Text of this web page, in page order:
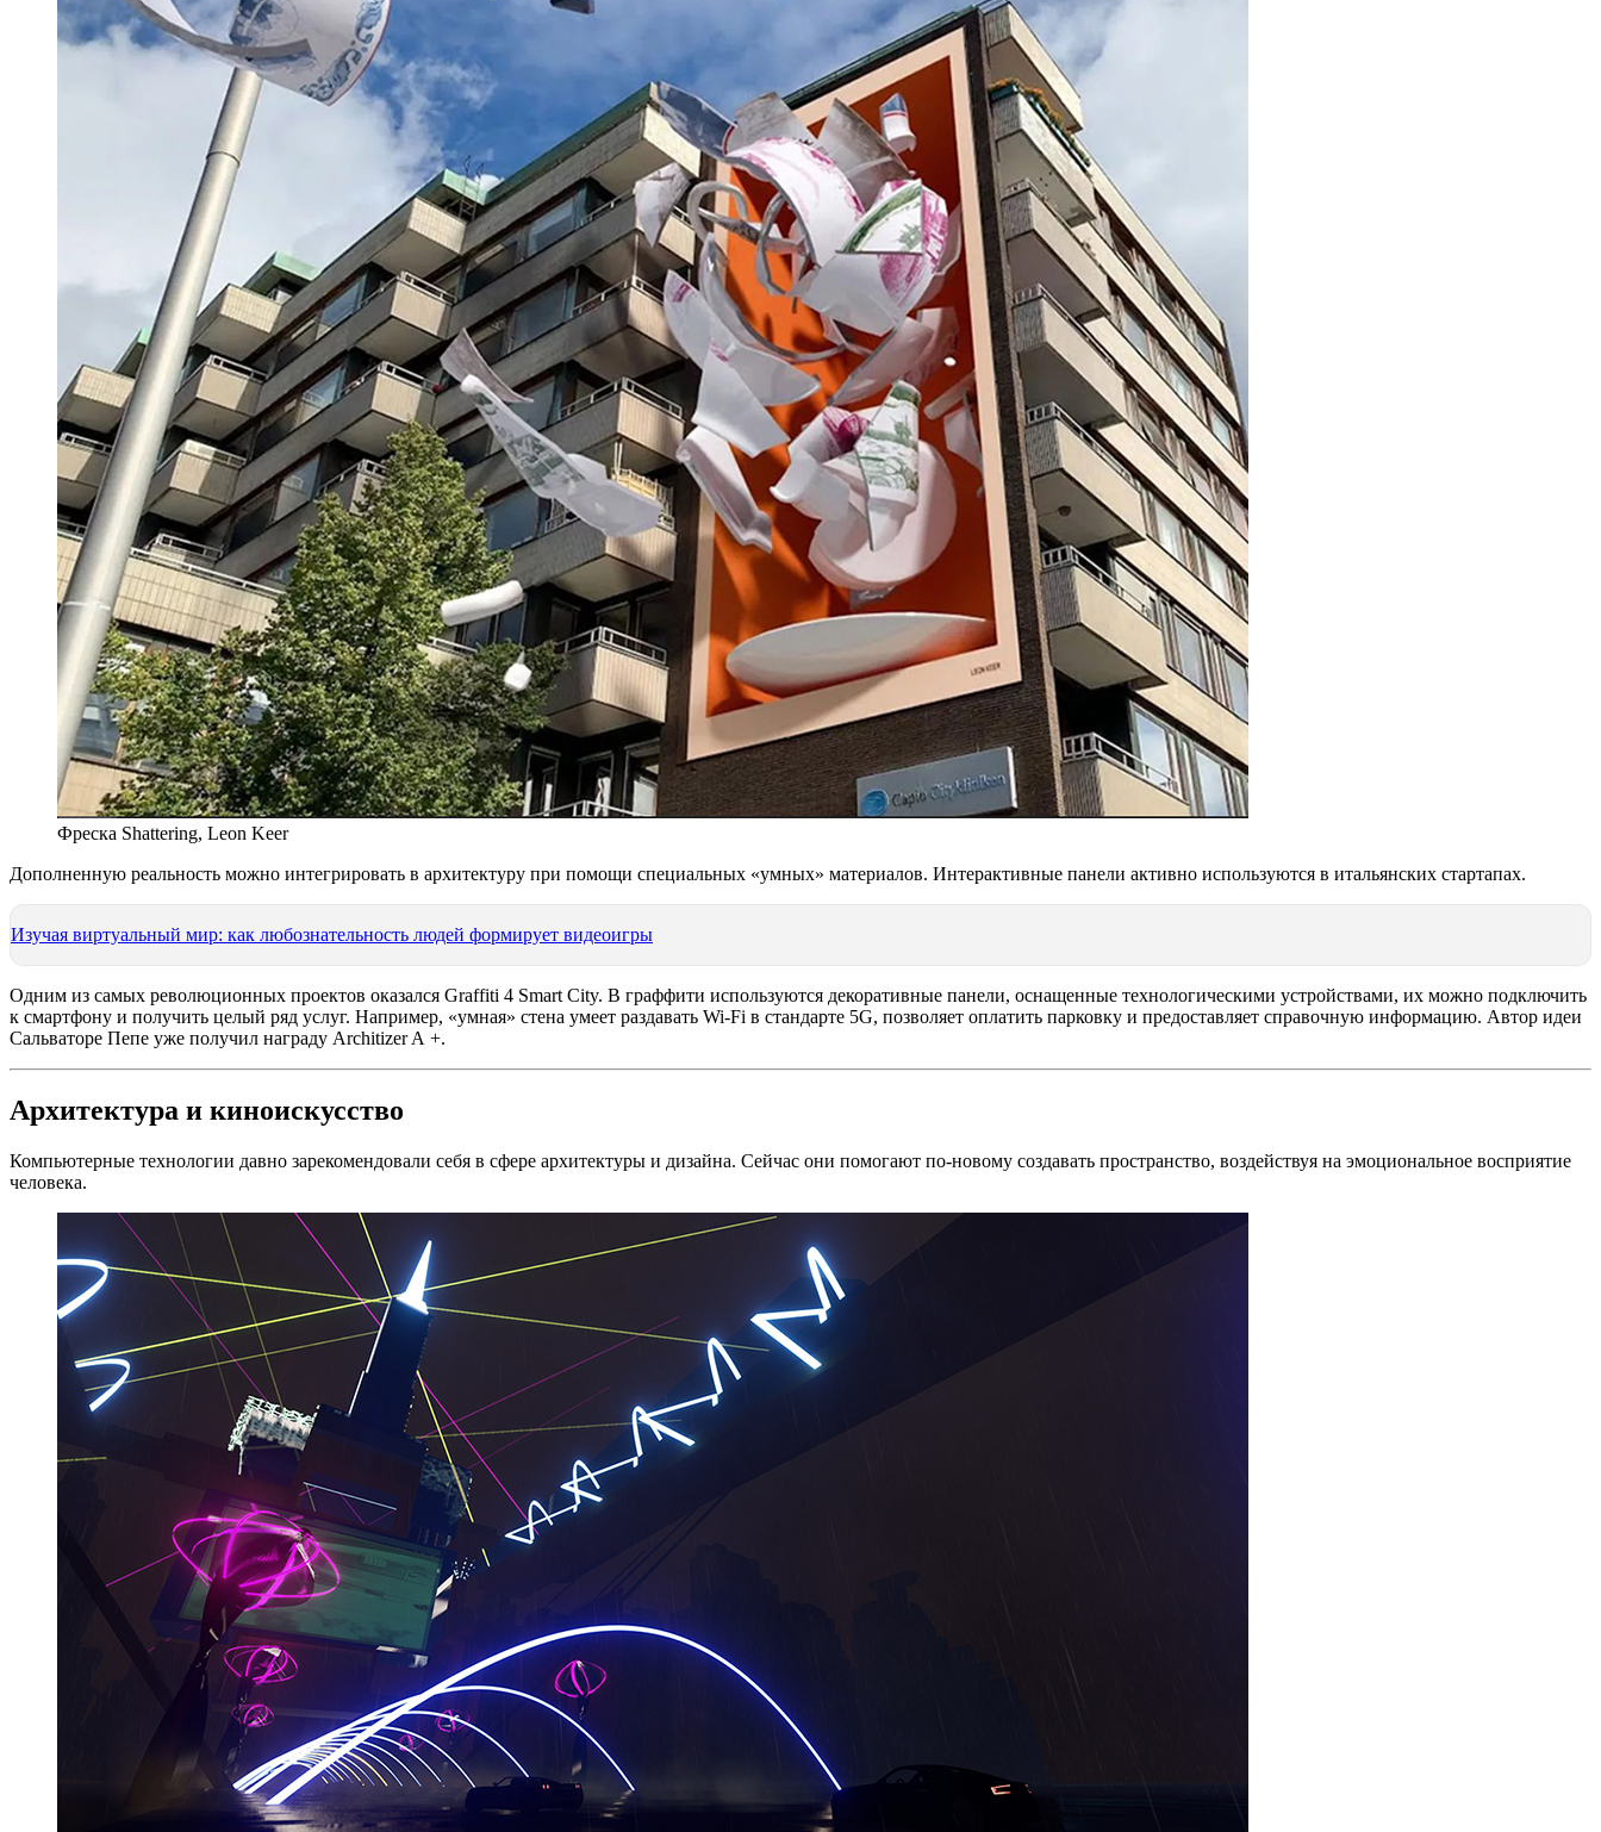
Фреска Shattering, Leon Keer
Дополненную реальность можно интегрировать в архитектуру при помощи специальных «умных» материалов. Интерактивные панели активно используются в итальянских стартапах.
Изучая виртуальный мир: как любознательность людей формирует видеоигры
Одним из самых революционных проектов оказался Graffiti 4 Smart City. В граффити используются декоративные панели, оснащенные технологическими устройствами, их можно подключить
к смартфону и получить целый ряд услуг. Например, «умная» стена умеет раздавать Wi-Fi в стандарте 5G, позволяет оплатить парковку и предоставляет справочную информацию. Автор идеи
Сальваторе Пепе уже получил награду Architizer A +.
Архитектура и киноискусство
Компьютерные технологии давно зарекомендовали себя в сфере архитектуры и дизайна. Сейчас они помогают по-новому создавать пространство, воздействуя на эмоциональное восприятие
человека.